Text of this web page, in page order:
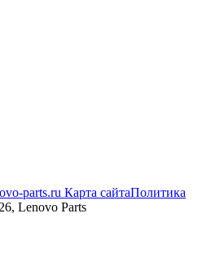
parts.ru Карта сайтаПолитика
Lenovo Parts